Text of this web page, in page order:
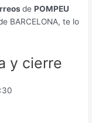
dePOMPEU
BARCELONA, te lo
y cierre